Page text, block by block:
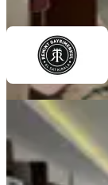
MANZARALI